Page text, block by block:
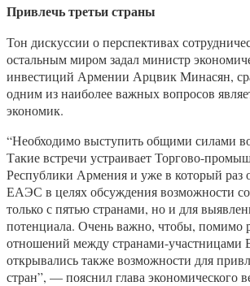
Привлечь третьи страны
Тон дискуссии о перспективах
остальным миром задал министр
инвестиций Армении Арцвик Минасян,
одним из наиболее важных вопросов
экономик.
“Необходимо выступить общими силами
Такие встречи устраивает Торгово-
Республики Армения и уже в который раз
ЕАЭС в целях обсуждения возможности
только с пятью странами, но и для
потенциала. Очень важно, чтобы, помимо
отношений между странами-
открывались также возможности для
стран”, — пояснил глава экономического